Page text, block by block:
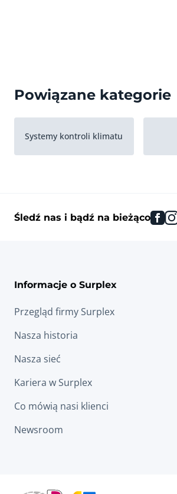
Powiązane kategorie
Systemy kontroli klimatu
Śledź nas i bądź na bieżąco
Informacje o Surplex
Przegląd firmy Surplex
Nasza historia
Nasza sieć
Kariera w Surplex
Co mówią nasi klienci
Newsroom